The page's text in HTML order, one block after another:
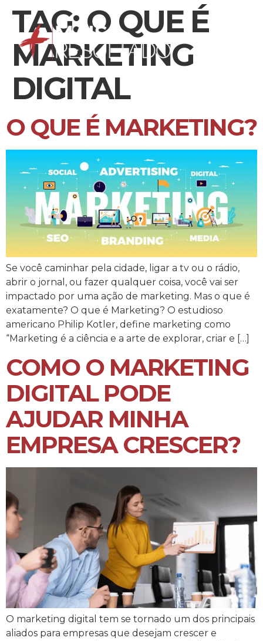
TAG: O QUE É
MARKETING
DIGITAL
O QUE É MARKETING?
Se você caminhar pela cidade, ligar a tv ou o rádio,
abrir o jornal, ou fazer qualquer coisa, você vai ser
impactado por uma ação de marketing. Mas o que é
exatamente? O que é Marketing? O estudioso
americano Philip Kotler, define marketing como
“Marketing é a ciência e a arte de explorar, criar e […]
COMO O MARKETING
DIGITAL PODE
AJUDAR MINHA
EMPRESA CRESCER?
O marketing digital tem se tornado um dos principais
aliados para empresas que desejam crescer e